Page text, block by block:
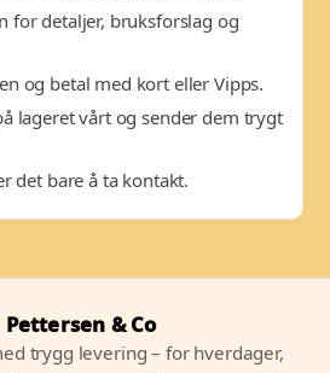
for detaljer, bruksforslag og
og betal med kort eller Vipps.
lageret vårt og sender dem trygt
det bare å ta kontakt.
Pettersen & Co
trygg levering – for hverdager,